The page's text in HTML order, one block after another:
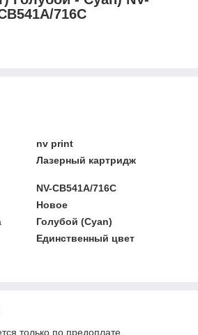
716C
nv print
Лазерный картридж
NV-CB541A/716C
Новое
Голубой (Cyan)
Единственный цвет
только по предоплате.